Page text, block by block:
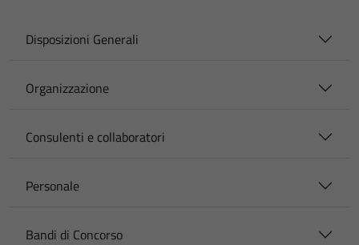
Disposizioni Generali
Organizzazione
Consulenti e collaboratori
Personale
Bandi di Concorso